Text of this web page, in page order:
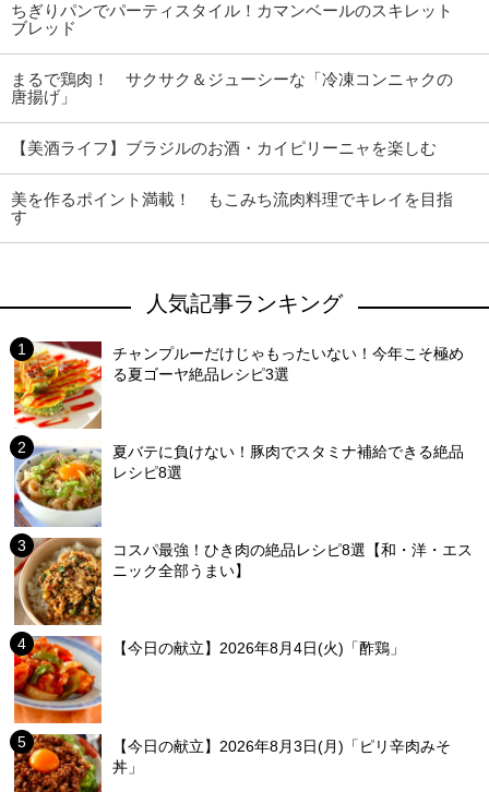
ちぎりパンでパーティスタイル！カマンベールのスキレット
ブレッド
まるで鶏肉！ サクサク＆ジューシーな「冷凍コンニャクの
唐揚げ」
【美酒ライフ】ブラジルのお酒・カイピリーニャを楽しむ
美を作るポイント満載！ もこみち流肉料理でキレイを目指
す
人気記事ランキング
チャンプルーだけじゃもったいない！今年こそ極め
る夏ゴーヤ絶品レシピ3選
夏バテに負けない！豚肉でスタミナ補給できる絶品
レシピ8選
コスパ最強！ひき肉の絶品レシピ8選【和・洋・エス
ニック全部うまい】
【今日の献立】2026年8月4日(火)「酢鶏」
【今日の献立】2026年8月3日(月)「ピリ辛肉みそ
丼」